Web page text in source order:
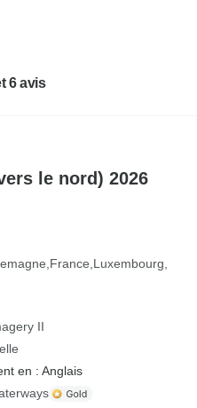
6 avis
le nord) 2026
France Luxembourg
II
en : Anglais